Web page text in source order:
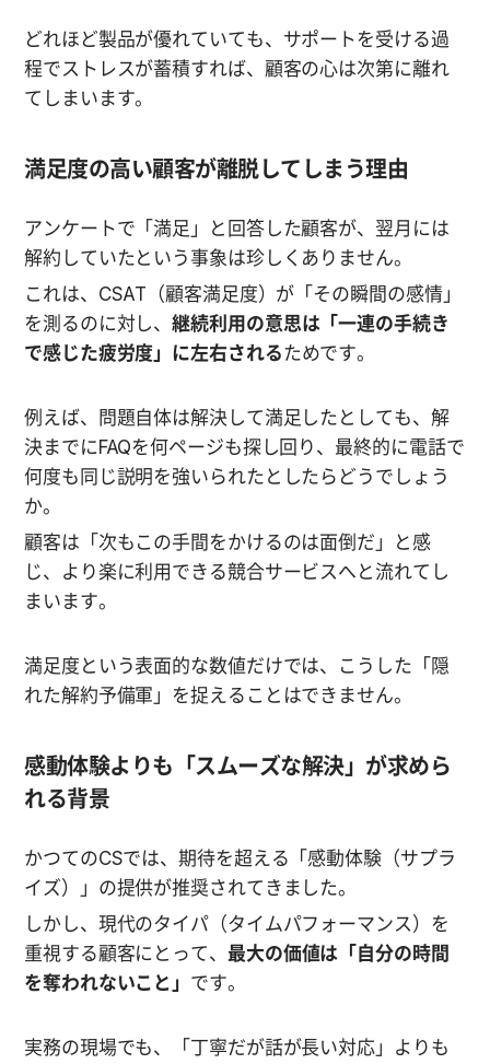
どれほど製品が優れていても、サポートを受ける過
程でストレスが蓄積すれば、顧客の心は次第に離れ
てしまいます。
満足度の高い顧客が離脱してしまう理由
アンケートで「満足」と回答した顧客が、翌月には
解約していたという事象は珍しくありません。
これは、CSAT（顧客満足度）が「その瞬間の感情」
を測るのに対し、継続利用の意思は「一連の手続き
で感じた疲労度」に左右されるためです。
例えば、問題自体は解決して満足したとしても、解
決までにFAQを何ページも探し回り、最終的に電話で
何度も同じ説明を強いられたとしたらどうでしょう
か。
顧客は「次もこの手間をかけるのは面倒だ」と感
じ、より楽に利用できる競合サービスへと流れてし
まいます。
満足度という表面的な数値だけでは、こうした「隠
れた解約予備軍」を捉えることはできません。
感動体験よりも「スムーズな解決」が求めら
れる背景
かつてのCSでは、期待を超える「感動体験（サプラ
イズ）」の提供が推奨されてきました。
しかし、現代のタイパ（タイムパフォーマンス）を
重視する顧客にとって、 最大の価値は「自分の時間
を奪われないこと」 です。
実務の現場でも、「丁寧だが話が長い対応」よりも